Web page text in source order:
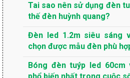
Tai sao nên sử dụng đèn
thế đèn huỳnh quang?
Đèn led 1.2m siêu sáng
chọn được mẫu đèn phù
Bóng đèn tuýp led 60cm